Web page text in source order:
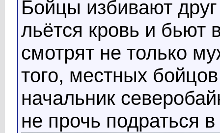
Бойцы избивают
льётся кровь и бьют
смотрят не только
того, местных
начальник
не прочь подраться